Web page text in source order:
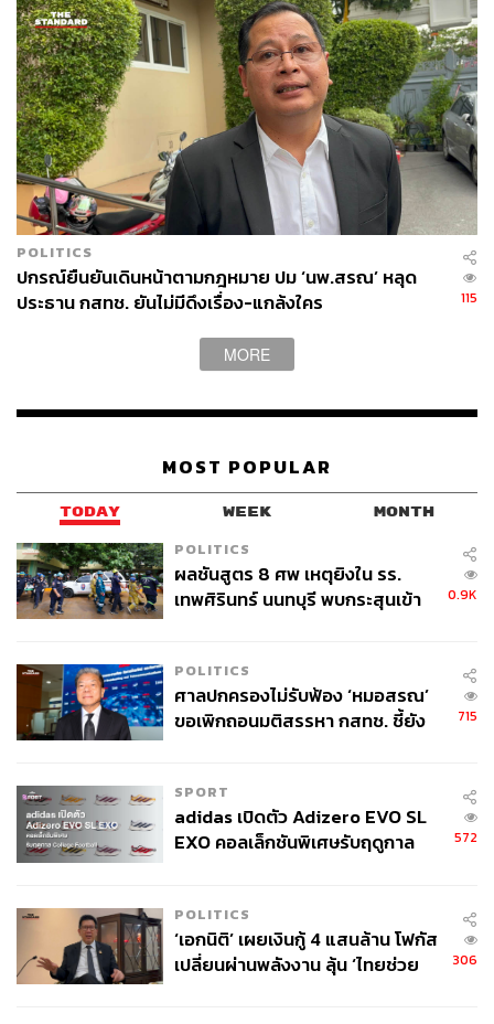
โดยเลือกที่จะปรับราคาสินค้าขึ้นเพียงบางส่วนเท่านั้น ไม่เท่า
ต้นทุน เนื่องจากข้อจำกัดด้านกำลังซื้อ และการแข่งขัน
โดยจากคำถามที่ว่าใน 3 เดือนข้างหน้า จะขึ้นราคามากน้อย
เพียงใดของต้นทุนที่เพิ่มขึ้น พบว่า
29% ของผู้ตอบแบบสอบถาม ไม่ปรับราคา
35% ของผู้ตอบแบบสอบถาม ปรับเพิ่ม 21-30%
19% ของผู้ตอบแบบสอบถาม ปรับเพิ่ม 11-20%
10% ของผู้ตอบแบบสอบถาม ปรับเพิ่มไม่เกิน 10%
6% ของผู้ตอบแบบสอบถาม ปรับเพิ่มมากกว่า 30%
อย่างไรก็ตาม เมื่อเทียบกับอดีตช่วงสงครามรัสเซีย-ยูเครนปี
2565 พบว่า สัดส่วนของธุรกิจที่จำเป็นต้องปรับราคาขึ้นนั้นมี
จำนวนเพิ่มมากขึ้น
รับต้นทุนไว้เอง มีสัดส่วนลดลงอย่างชัดเจน โดยในช่วง
สงครามรัสเซีย-ยูเครน มีธุรกิจถึง 40% ที่ไม่ปรับราคา แต่ใน
ช่วงสงคราม Middle East ตัวเลขนี้ลดลงเหลือเพียง 29%
POLITICS
ปกรณ์ยืนยันเดินหน้าตามกฎหมาย ปม ‘นพ.สรณ’ หลุด
ประธาน กสทช. ยันไม่มีดึงเรื่อง-แกล้งใคร
115
MORE
MOST POPULAR
TODAY WEEK MONTH
POLITICS
ผลชันสูตร 8 ศพ เหตุยิงใน รร.
เทพศิรินทร์ นนทบุรี พบกระสุนเข้า
0.9K
POLITICS
ศาลปกครองไม่รับฟ้อง ‘หมอสรณ’
ขอเพิกถอนมติสรรหา กสทช. ชี้ยัง
715
SPORT
adidas เปิดตัว Adizero EVO SL
EXO คอลเล็กชันพิเศษรับฤดูกาล
572
POLITICS
‘เอกนิติ’ เผยเงินกู้ 4 แสนล้าน โฟกัส
เปลี่ยนผ่านพลังงาน ลุ้น ‘ไทยช่วย
306